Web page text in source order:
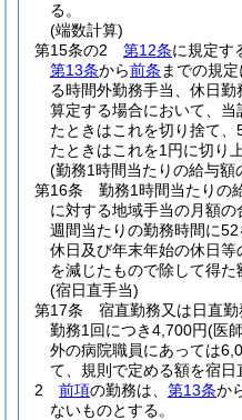
る。
(端数計算)
第15条の2
第12条に規定す
第13条から前条 までの規
る時間外勤務手当、休日
算定する場合において、
たときはこれを切り捨て
たときはこれを1円に切り
(勤務1時間当たりの給与額
第16条
勤務1時間当たりの
に対する地域手当の月額
週間当たりの勤務時間に
休日及び年末年始の休日
を減じたもので除して得た
(宿日直手当)
第17条
宿直勤務又は日直
勤務1回につき4,700円(医
外の病院職員にあっては
て、規則で定める額を宿日
2
前項の勤務は、 第13条か
ないものとする。